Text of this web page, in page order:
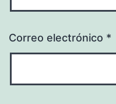
Correo electrónico *